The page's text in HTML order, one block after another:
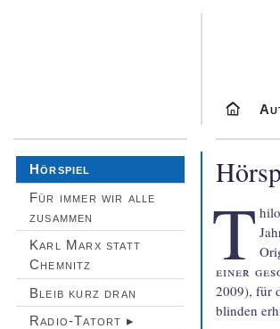
Hörspiel
Für immer wir alle
zusammen
Karl Marx statt
Chemnitz
Bleib kurz dran
Radio-Tatort ▸
T
einer
2009), für
blinden